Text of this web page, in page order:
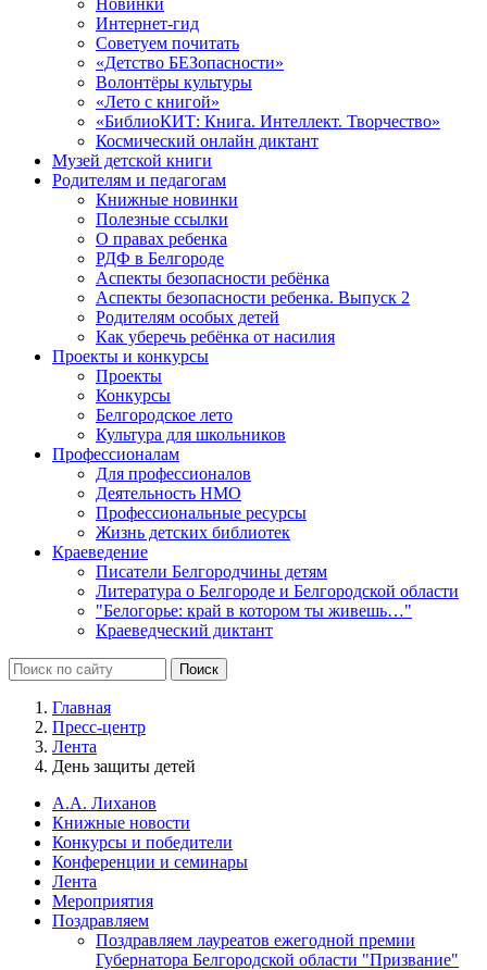
Интернет-гид
Советуем почитать
«Детство БЕЗопасности»
Волонтёры культуры
«Лето с книгой»
«БиблиоКИТ: Книга. Интеллект. Творчество»
Космический онлайн диктант
Музей детской книги
Родителям и педагогам
Книжные новинки
Полезные ссылки
О правах ребенка
РДФ в Белгороде
Аспекты безопасности ребёнка
Аспекты безопасности ребенка. Выпуск 2
Родителям особых детей
Как уберечь ребёнка от насилия
Проекты и конкурсы
Проекты
Конкурсы
Белгородское лето
Культура для школьников
Профессионалам
Для профессионалов
Деятельность НМО
Профессиональные ресурсы
Жизнь детских библиотек
Краеведение
Писатели Белгородчины детям
Литература о Белгороде и Белгородской области
"Белогорье: край в котором ты живешь…"
Краеведческий диктант
Главная
Пресс-центр
Лента
День защиты детей
А.А. Лиханов
Книжные новости
Конкурсы и победители
Конференции и семинары
Лента
Мероприятия
Поздравляем
Поздравляем лауреатов ежегодной премии
Губернатора Белгородской области "Призвание"